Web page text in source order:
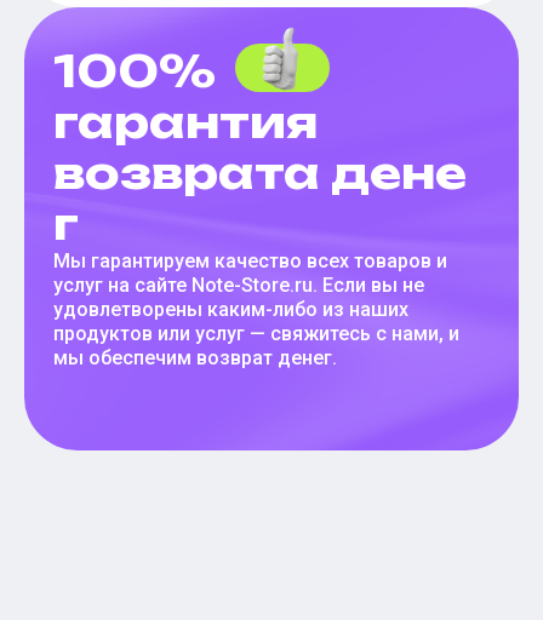
100%
гарантия
возврата дене
г
Мы гарантируем качество всех товаров и
услуг на сайте Note-Store.ru. Если вы не
удовлетворены каким-либо из наших
продуктов или услуг — свяжитесь с нами, и
мы обеспечим возврат денег.